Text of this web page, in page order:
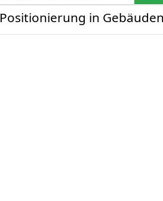
Positionierung in